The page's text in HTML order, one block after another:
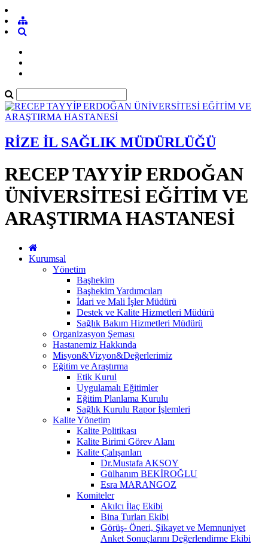
RİZE İL SAĞLIK MÜDÜRLÜĞÜ
RECEP TAYYİP ERDOĞAN
ÜNİVERSİTESİ EĞİTİM VE
ARAŞTIRMA HASTANESİ
Kurumsal
Yönetim
Başhekim
Başhekim Yardımcıları
İdari ve Mali İşler Müdürü
Destek ve Kalite Hizmetleri Müdürü
Sağlık Bakım Hizmetleri Müdürü
Organizasyon Şeması
Hastanemiz Hakkında
Misyon&Vizyon&Değerlerimiz
Eğitim ve Araştırma
Etik Kurul
Uygulamalı Eğitimler
Eğitim Planlama Kurulu
Sağlık Kurulu Rapor İşlemleri
Kalite Yönetim
Kalite Politikası
Kalite Birimi Görev Alanı
Kalite Çalışanları
Dr.Mustafa AKSOY
Gülhanım BEKİROĞLU
Esra MARANGOZ
Komiteler
Akılcı İlaç Ekibi
Bina Turları Ekibi
Görüş- Öneri, Şikayet ve Memnuniyet
Anket Sonuçlarını Değerlendirme Ekibi